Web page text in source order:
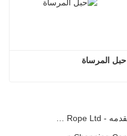
حبل المرساة
ما يحتاجه العملاء ، ما نقدمه - Tai an Rope Ltd